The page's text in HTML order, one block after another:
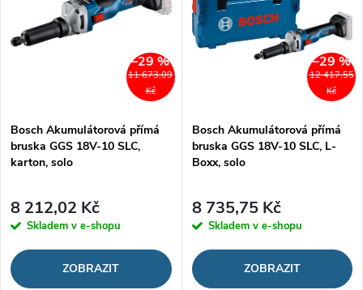
n
r
d
u
i
p
r
o
d
11 673,09
Kč
–29 %
Bosch Akumulátorová přímá
bruska GGS 18V-10 SLC,
karton, solo
8 212,02 Kč
Skladem v e-shopu
ZOBRAZIT
12 417,55
Kč
–29 %
Bosch Akumulátorová přímá
bruska GGS 18V-10 SLC, L-
Boxx, solo
8 735,75 Kč
Skladem v e-shopu
ZOBRAZIT